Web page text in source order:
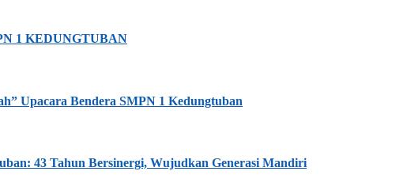
1 KEDUNGTUBAN
Upacara Bendera SMPN 1 Kedungtuban
43 Tahun Bersinergi, Wujudkan Generasi Mandiri